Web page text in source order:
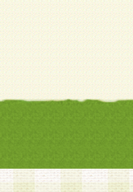
了承ください。
6.当社は、お客
加・ 利用停止
て確認できた場
いただきます。
ります。
1.会員とは、本
了し、当社が承
が以下に該当す